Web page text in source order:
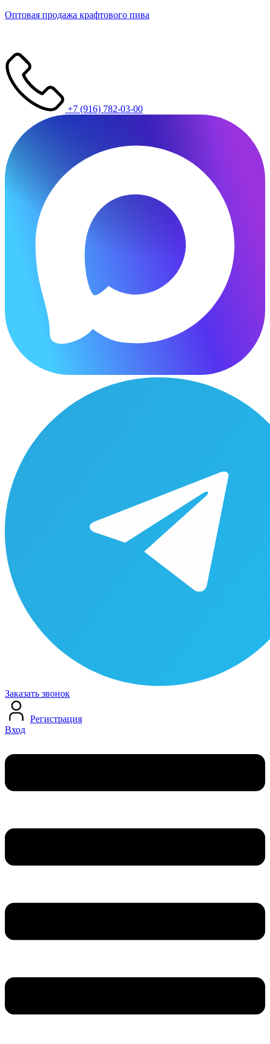
Оптовая продажа крафтового пива
+7 (916) 782-03-00
Заказать звонок
Вход
Регистрация